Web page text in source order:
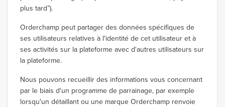
plus tard”).
Orderchamp peut partager des données spécifiques de
ses utilisateurs relatives à l'identité de cet utilisateur et à
ses activités sur la plateforme avec d'autres utilisateurs sur
la plateforme.
Nous pouvons recueillir des informations vous concernant
par le biais d'un programme de parrainage, par exemple
lorsqu'un détaillant ou une marque Orderchamp renvoie